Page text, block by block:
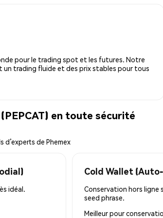
pour le trading spot et les futures. Notre
un trading fluide et des prix stables pour tous
en toute sécurité
d’experts de Phemex
idéal.
Cold Wallet
Conservation hors ligne
seed phrase.
Meilleur pour